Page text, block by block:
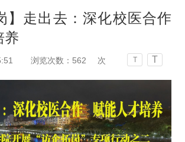
】走出去：深化校医合作
养
浏览次数： 562 次 T T